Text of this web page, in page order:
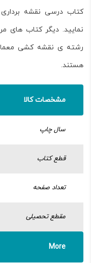
کتاب درسی نقشه
نمایید. دیگر کتاب های
رشته ی نقشه کشی
هستند.
مشخصات کالا
سال چاپ
قطع کتاب
تعداد صفحه
مقطع تحصیلی
More